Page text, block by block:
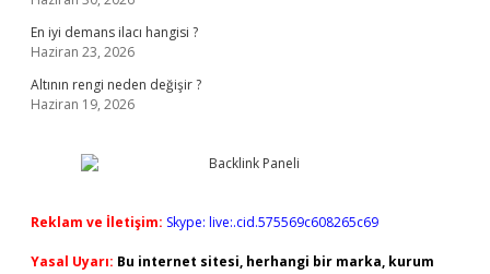
En iyi demans ilacı hangisi ?
Haziran 23, 2026
Altının rengi neden değişir ?
Haziran 19, 2026
Reklam ve İletişim: Skype: live:.cid.575569c608265c69
Yasal Uyarı: Bu internet sitesi, herhangi bir marka, kurum